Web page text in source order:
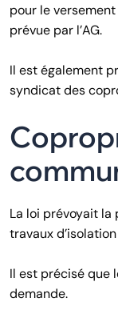
pour le
prévue par l’AG.
Il est également
syndicat des
La loi prévoyait la
travaux
Il est précisé que
demande.